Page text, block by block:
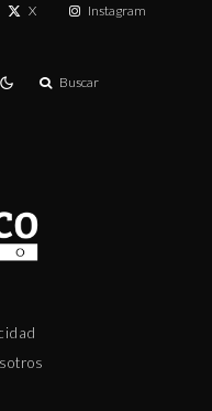
X Instagram
Buscar